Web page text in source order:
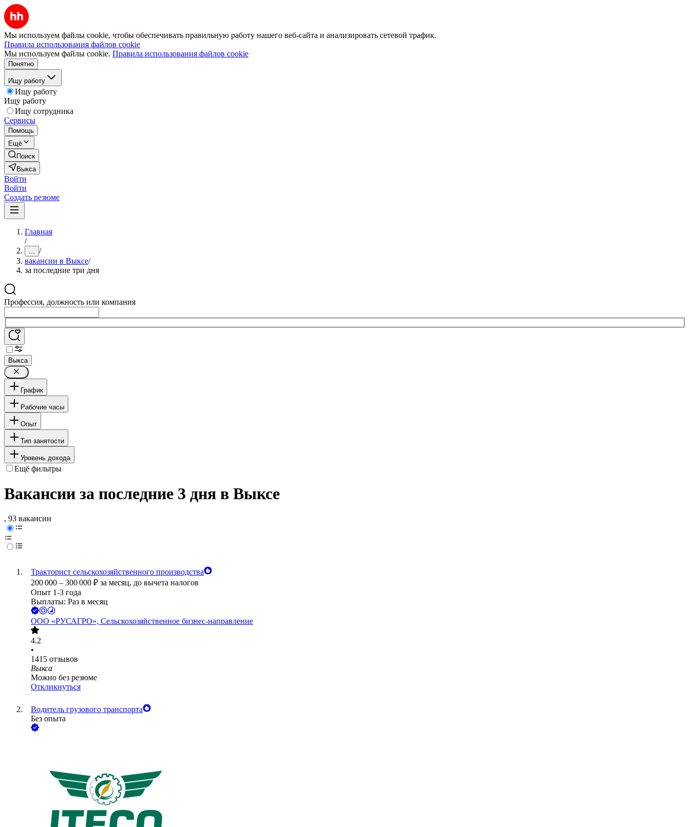
Мы используем файлы cookie, чтобы обеспечивать правильную работу нашего веб-сайта и анализировать сетевой трафик.
Правила использования файлов cookie
Мы используем файлы cookie. Правила использования файлов cookie
Понятно
Ищу работу
Ищу работу
Ищу работу
Ищу сотрудника
Сервисы
Помощь
Ещё
Поиск
Выкса
Войти
Войти
Создать резюме
Главная
/
... /
вакансии в Выксе/
за последние три дня
Профессия, должность или компания
Выкса
График
Рабочие часы
Опыт
Тип занятости
Уровень дохода
Ещё фильтры
Вакансии за последние 3 дня в Выксе
, 93 вакансии
Тракторист сельскохозяйственного производства
200 000 – 300 000 ₽ за месяц, до вычета налогов
Опыт 1-3 года
Выплаты: Раз в месяц
ООО «РУСАГРО», Сельскохозяйственное бизнес-направление
4.2
•
1415 отзывов
Выкса
Можно без резюме
Откликнуться
Водитель грузового транспорта
Без опыта